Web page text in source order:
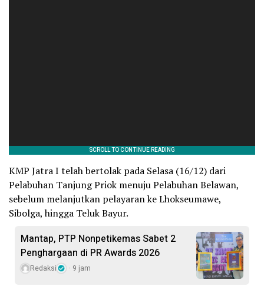
KMP Jatra I telah bertolak pada Selasa (16/12) dari
Pelabuhan Tanjung Priok menuju Pelabuhan Belawan,
sebelum melanjutkan pelayaran ke Lhokseumawe,
Sibolga, hingga Teluk Bayur.
Mantap, PTP Nonpetikemas Sabet 2
Penghargaan di PR Awards 2026
Redaksi 9 jam